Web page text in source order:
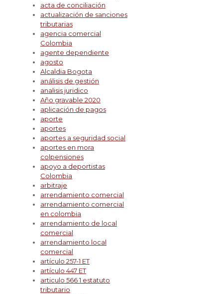
acta de conciliación
actualización de sanciones
tributarias
agencia comercial
Colombia
agente dependiente
agosto
Alcaldia Bogota
análisis de gestión
analisis juridico
Año gravable 2020
aplicación de pagos
aporte
aportes
aportes a seguridad social
aportes en mora
colpensiones
apoyo a deportistas
Colombia
arbitraje
arrendamiento comercial
arrendamiento comercial
en colombia
arrendamiento de local
comercial
arrendamiento local
comercial
artículo 257-1 ET
artículo 447 ET
articulo 566 1 estatuto
tributario